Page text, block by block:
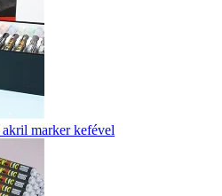
marker kefével